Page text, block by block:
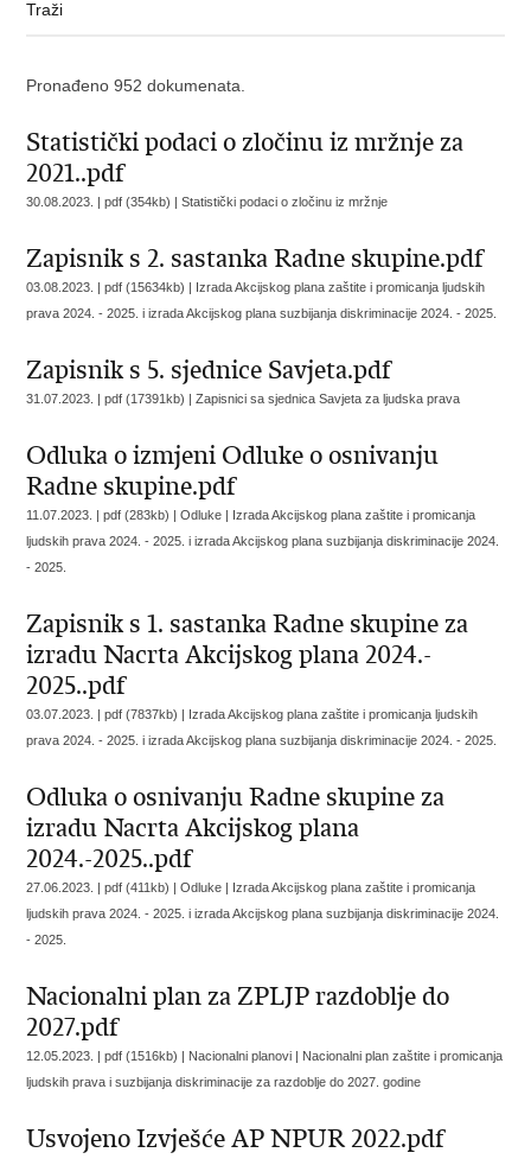
Pronađeno 952 dokumenata.
Statistički podaci o zločinu iz mržnje za
2021..pdf
30.08.2023. | pdf (354kb) |Statistički podaci o zločinu iz mržnje
Zapisnik s 2. sastanka Radne skupine.pdf
03.08.2023. | pdf (15634kb) | Izrada Akcijskog plana zaštite i promicanja ljudskih
prava 2024. - 2025. i izrada Akcijskog plana suzbijanja diskriminacije 2024. - 2025.
Zapisnik s 5. sjednice Savjeta.pdf
31.07.2023. | pdf (17391kb) |Zapisnici sa sjednica Savjeta za ljudska prava
Odluka o izmjeni Odluke o osnivanju
Radne skupine.pdf
11.07.2023. | pdf (283kb) | Odluke | Izrada Akcijskog plana zaštite i promicanja
ljudskih prava 2024. - 2025. i izrada Akcijskog plana suzbijanja diskriminacije 2024.
- 2025.
Zapisnik s 1. sastanka Radne skupine za
izradu Nacrta Akcijskog plana 2024.-
2025..pdf
03.07.2023. | pdf (7837kb) | Izrada Akcijskog plana zaštite i promicanja ljudskih
prava 2024. - 2025. i izrada Akcijskog plana suzbijanja diskriminacije 2024. - 2025.
Odluka o osnivanju Radne skupine za
izradu Nacrta Akcijskog plana
2024.-2025..pdf
27.06.2023. | pdf (411kb) | Odluke | Izrada Akcijskog plana zaštite i promicanja
ljudskih prava 2024. - 2025. i izrada Akcijskog plana suzbijanja diskriminacije 2024.
- 2025.
Nacionalni plan za ZPLJP razdoblje do
2027.pdf
12.05.2023. | pdf (1516kb) | Nacionalni planovi | Nacionalni plan zaštite i promicanja
ljudskih prava i suzbijanja diskriminacije za razdoblje do 2027. godine
Usvojeno Izvješće AP NPUR 2022.pdf